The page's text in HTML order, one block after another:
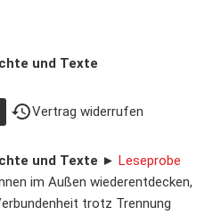
und Texte
Vertrag widerrufen
und Texte ►Leseprobe
im Außen wiederentdecken,
trotz Trennung